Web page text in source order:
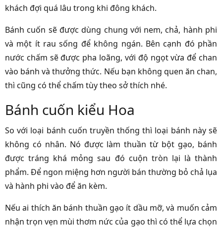
khách đợi quá lâu trong khi đông khách.
Bánh cuốn sẽ được dùng chung với nem, chả, hành phi
và một ít rau sống để không ngán. Bên cạnh đó phần
nước chấm sẽ được pha loãng, với độ ngọt vừa để chan
vào bánh và thưởng thức. Nếu bạn không quen ăn chan,
thì cũng có thể chấm tùy theo sở thích nhé.
Bánh cuốn kiểu Hoa
So với loại bánh cuốn truyền thống thì loại bánh này sẽ
không có nhân. Nó được làm thuần từ bột gạo, bánh
được tráng khá mỏng sau đó cuộn tròn lại là thành
phẩm. Để ngon miệng hơn người bán thường bỏ chả lụa
và hành phi vào để ăn kèm.
Nếu ai thích ăn bánh thuần gạo ít dầu mỡ, và muốn cảm
nhận trọn vẹn mùi thơm nức của gạo thì có thể lựa chọn